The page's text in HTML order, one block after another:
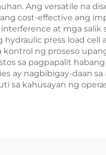
Ang versatile na
cost-effective ang
at mga salik
press load cell
kontrol ng proseso
sa pagpapalit
ay nagbibigay-daan sa
sa kahusayan ng